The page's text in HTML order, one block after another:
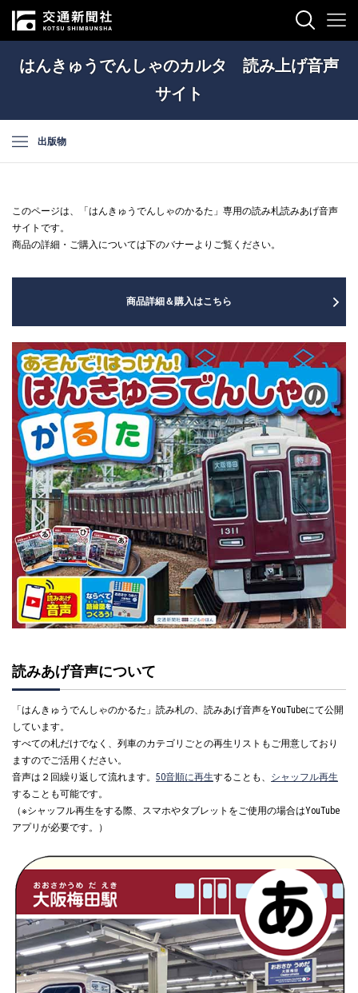
はんきゅうでんしゃのカルタ 読み上げ音声
サイト
出版物
このページは、「はんきゅうでんしゃのかるた」専用の読み札読みあげ音声
サイトです。
商品の詳細・ご購入については下のバナーよりご覧ください。
商品詳細＆購入はこちら
読みあげ音声について
「はんきゅうでんしゃのかるた」読み札の、読みあげ音声をYouTubeにて公開
しています。
すべての札だけでなく、列車のカテゴリごとの再生リストもご用意しており
ますのでご活用ください。
音声は２回繰り返して流れます。 50音順に再生することも、 シャッフル再生
することも可能です。
（※シャッフル再生をする際、スマホやタブレットをご使用の場合はYouTube
アプリが必要です。）